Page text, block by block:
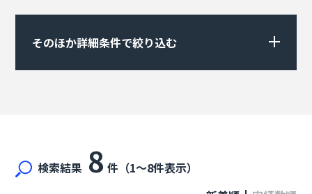
そのほか詳細条件で絞り込む
検索結果 8 件（1〜8件表示）